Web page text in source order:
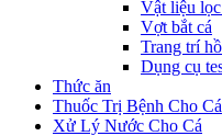
Vật liệu
Vợt bắt cá
Trang trí
Dụng cụ
Thức ăn
Thuốc Trị Bệnh Cho Cá
Xử Lý Nước Cho Cá